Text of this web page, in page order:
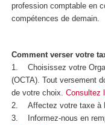
profession comptable en
compétences de demain.
Comment verser votre
1. Choisissez votre
(OCTA). Tout versement
de votre choix. Consultez
2. Affectez votre taxe à
3. Informez-nous en